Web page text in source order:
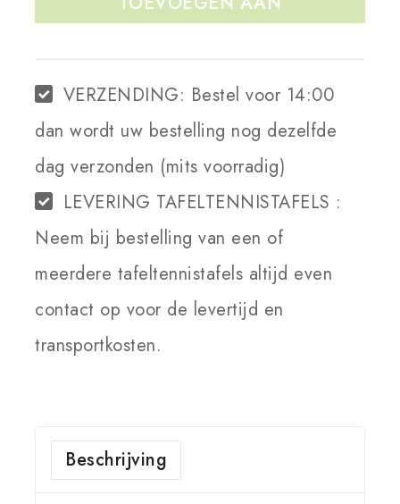
VERZENDING: Bestel voor 14:00
dan wordt uw bestelling nog dezelfde
dag verzonden (mits voorradig)
LEVERING TAFELTENNISTAFELS :
Neem bij bestelling van een of
meerdere tafeltennistafels altijd even
contact op voor de levertijd en
transportkosten.
Beschrijving